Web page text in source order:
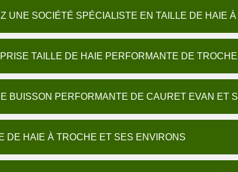
UNE SOCIÉTÉ SPÉCIALISTE EN TAILLE DE HAIE
TAILLE DE HAIE PERFORMANTE DE TROCHE
BUISSON PERFORMANTE DE CAURET EVAN ET
DE HAIE À TROCHE ET SES ENVIRONS